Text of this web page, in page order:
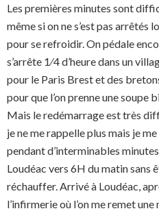
Les premières minutes sont
même si on ne s’est pas arrêtés
pour se refroidir. On pédale
s’arrête 1⁄4 d’heure dans un
pour le Paris Brest et des
pour que l’on prenne une soupe
Mais le redémarrage est très
je ne me rappelle plus mais je
pendant d’interminables
Loudéac vers 6H du matin sans
réchauffer. Arrivé à Loudéac,
l’infirmerie où l’on me remet